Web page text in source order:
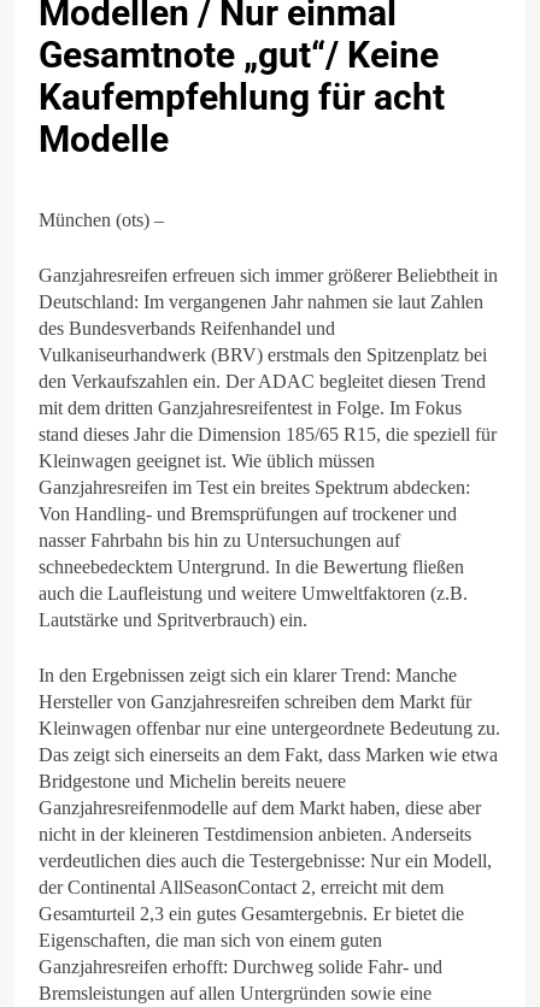
Modellen / Nur einmal
Gesamtnote „gut“/ Keine
Kaufempfehlung für acht
Modelle
München (ots) –
Ganzjahresreifen erfreuen sich immer größerer Beliebtheit in
Deutschland: Im vergangenen Jahr nahmen sie laut Zahlen
des Bundesverbands Reifenhandel und
Vulkaniseurhandwerk (BRV) erstmals den Spitzenplatz bei
den Verkaufszahlen ein. Der ADAC begleitet diesen Trend
mit dem dritten Ganzjahresreifentest in Folge. Im Fokus
stand dieses Jahr die Dimension 185/65 R15, die speziell für
Kleinwagen geeignet ist. Wie üblich müssen
Ganzjahresreifen im Test ein breites Spektrum abdecken:
Von Handling- und Bremsprüfungen auf trockener und
nasser Fahrbahn bis hin zu Untersuchungen auf
schneebedecktem Untergrund. In die Bewertung fließen
auch die Laufleistung und weitere Umweltfaktoren (z.B.
Lautstärke und Spritverbrauch) ein.
In den Ergebnissen zeigt sich ein klarer Trend: Manche
Hersteller von Ganzjahresreifen schreiben dem Markt für
Kleinwagen offenbar nur eine untergeordnete Bedeutung zu.
Das zeigt sich einerseits an dem Fakt, dass Marken wie etwa
Bridgestone und Michelin bereits neuere
Ganzjahresreifenmodelle auf dem Markt haben, diese aber
nicht in der kleineren Testdimension anbieten. Anderseits
verdeutlichen dies auch die Testergebnisse: Nur ein Modell,
der Continental AllSeasonContact 2, erreicht mit dem
Gesamturteil 2,3 ein gutes Gesamtergebnis. Er bietet die
Eigenschaften, die man sich von einem guten
Ganzjahresreifen erhofft: Durchweg solide Fahr- und
Bremsleistungen auf allen Untergründen sowie eine